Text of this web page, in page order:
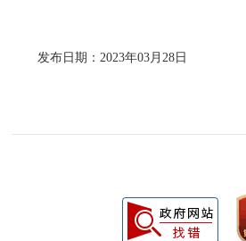
发布日期：2023年03月28日